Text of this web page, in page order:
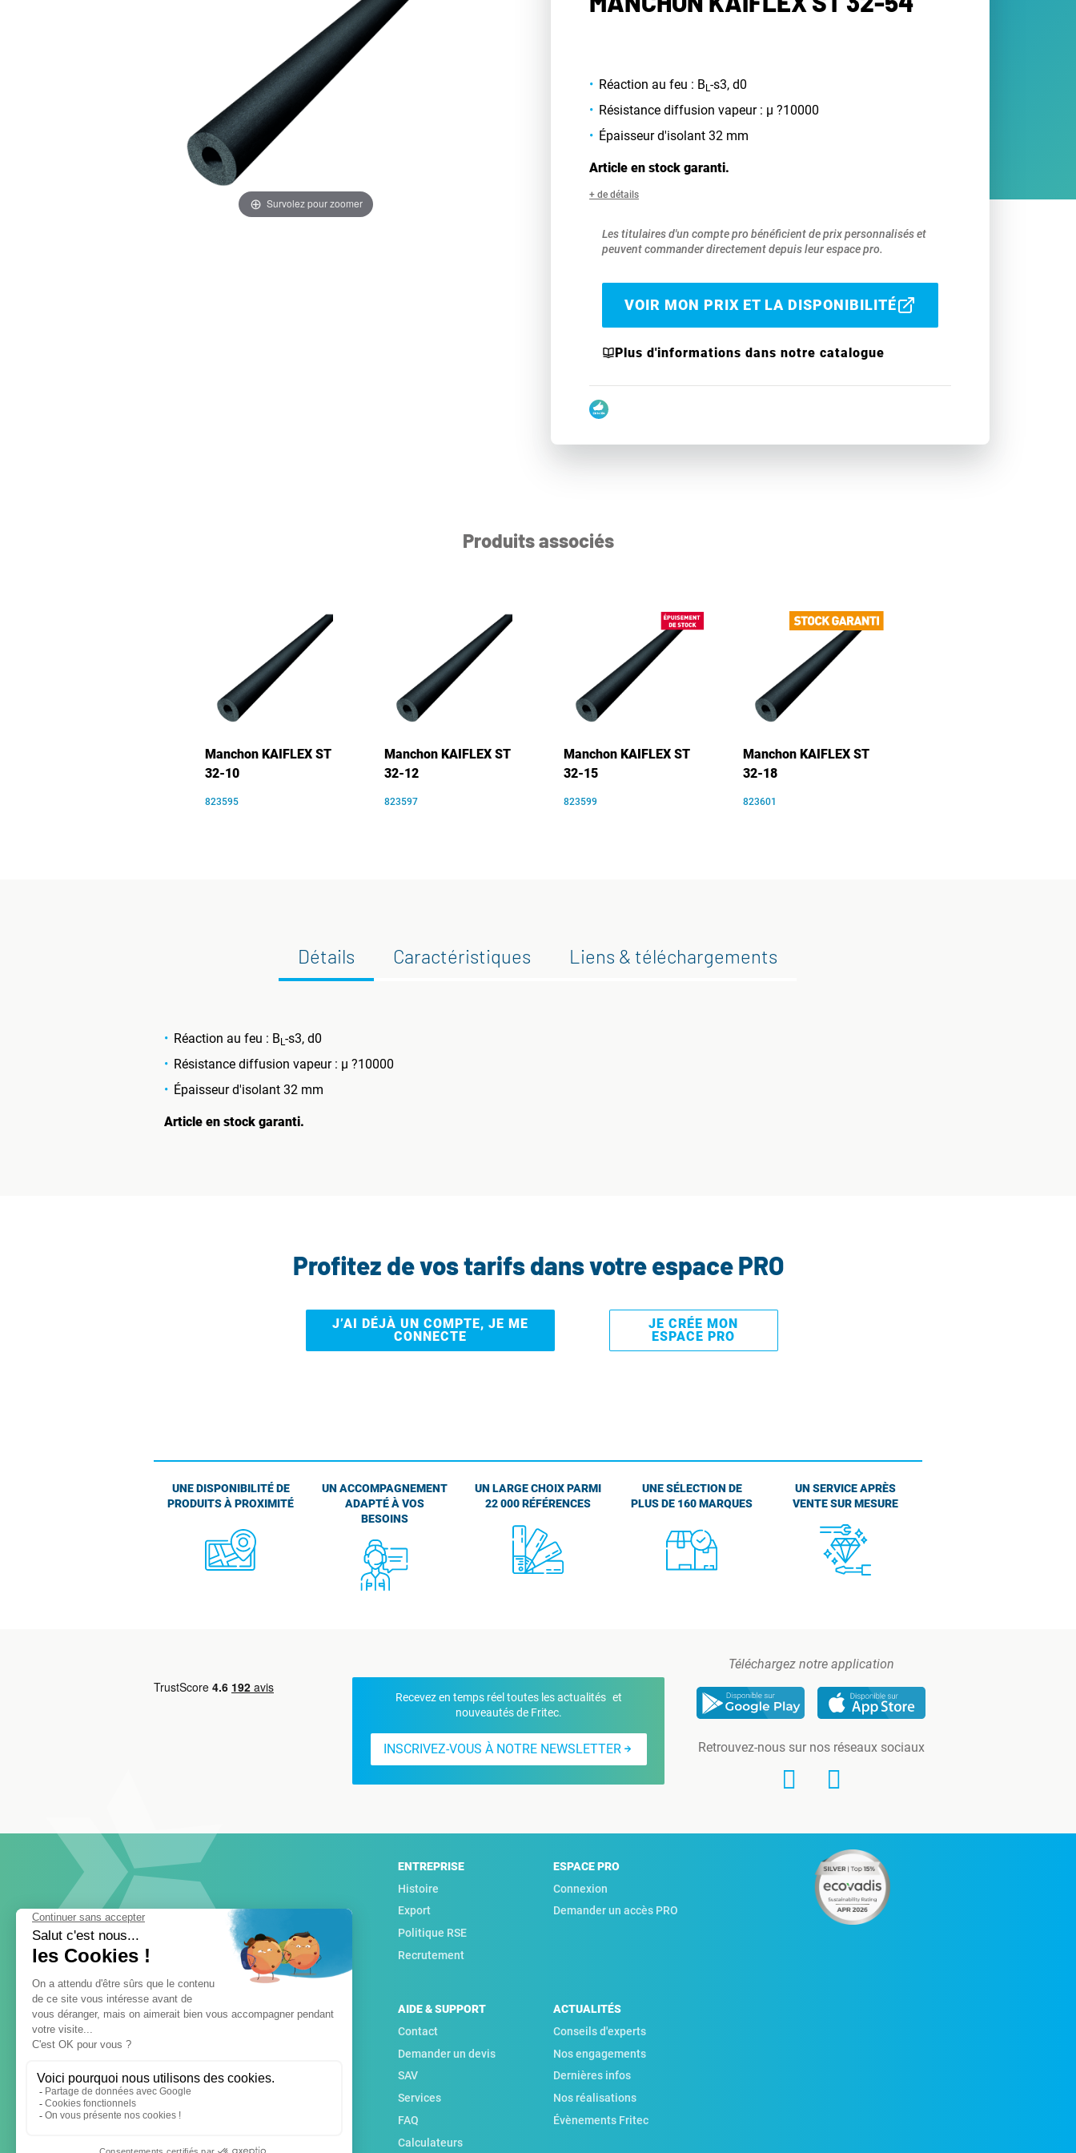
Survolez pour zoomer
Réaction au feu : B L-s3, d0
Résistance diffusion vapeur : µ ?10000
Épaisseur d'isolant 32 mm
Article en stock garanti.
+ de détails
Les titulaires d'un compte pro bénéficient de prix personnalisés et
peuvent commander directement depuis leur espace pro.
VOIR MON PRIX ET LA DISPONIBILITÉ
Plus d'informations dans notre catalogue
Produits associés
Manchon KAIFLEX ST
32-10
823595
Manchon KAIFLEX ST
32-12
823597
Manchon KAIFLEX ST
32-15
823599
Manchon KAIFLEX ST
32-18
823601
Détails Caractéristiques Liens & téléchargements
Réaction au feu : BL-s3, d0
Résistance diffusion vapeur : µ ?10000
Épaisseur d'isolant 32 mm
Article en stock garanti.
Profitez de vos tarifs dans votre espace PRO
J’AI DÉJÀ UN COMPTE, JE ME
CONNECTE
JE CRÉE MON
ESPACE PRO
UNE DISPONIBILITÉ DE
PRODUITS À PROXIMITÉ
UN ACCOMPAGNEMENT
ADAPTÉ À VOS
BESOINS
UN LARGE CHOIX PARMI
22 000 RÉFÉRENCES
UNE SÉLECTION DE
PLUS DE 160 MARQUES
UN SERVICE APRÈS
VENTE SUR MESURE
Recevez en temps réel toutes les actualités et
nouveautés de Fritec.
INSCRIVEZ-VOUS À NOTRE NEWSLETTER
Téléchargez notre application
Retrouvez-nous sur nos réseaux sociaux
ENTREPRISE
Histoire
Export
Politique RSE
Recrutement
ESPACE PRO
Connexion
Demander un accès PRO
AIDE & SUPPORT
Contact
Demander un devis
SAV
Services
FAQ
Calculateurs
ACTUALITÉS
Conseils d'experts
Nos engagements
Dernières infos
Nos réalisations
Évènements Fritec